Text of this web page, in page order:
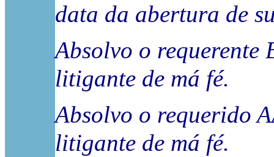
data da abertura de
Absolvo o requerente
litigante de má fé.
Absolvo o requerido
litigante de má fé.